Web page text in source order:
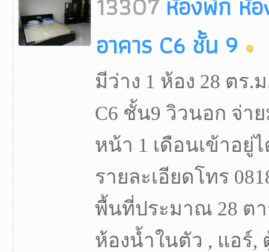
อาคาร C6 ชั้น 9
มีว่าง 1 ห้อง 28 ตร
C6 ชั้น9 วิวนอก จ่า
หน้า 1 เดือนเข้าอยู่
รายละเอียดโทร
พื้นที่ประมาณ 28 ตา
ห้องน้ำในตัว , แอร์,